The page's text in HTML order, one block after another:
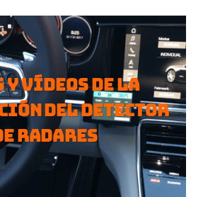
y vídeos de la
del detector
radares